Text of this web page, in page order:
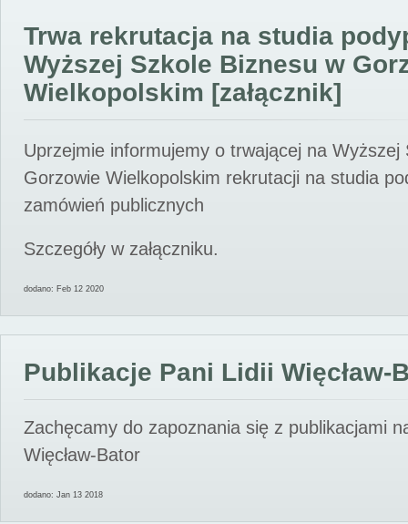
Trwa rekrutacja na studia
Wyższej Szkole Biznesu w
Wielkopolskim [załącznik]
Uprzejmie informujemy o trwającej na Wyższej
Gorzowie Wielkopolskim rekrutacji na studia
zamówień publicznych
Szczegóły w załączniku.
dodano: Feb 12 2020
Publikacje Pani Lidii Więcław-
Zachęcamy do zapoznania się z publikacjami
Więcław-Bator
dodano: Jan 13 2018